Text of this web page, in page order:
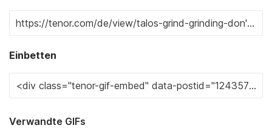
Einbetten
Verwandte GIFs